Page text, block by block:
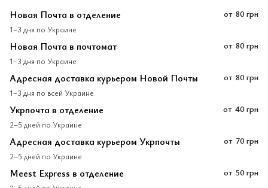
Новая Почта в отделение
1–3 дня по Украине
от 80 грн
Новая Почта в почтомат
1–3 дня по Украине
от 80 грн
Адресная доставка курьером Новой Почты
1–3 дня по всей Украине
от 80 грн
Укрпочта в отделение
2–5 дней по Украине
от 40 грн
Адресная доставка курьером Укрпочты
2–5 дней по Украине
от 70 грн
Meest Express в отделение от 50 грн